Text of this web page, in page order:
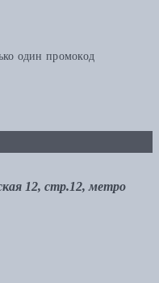
один промокод
12, стр.12, метро